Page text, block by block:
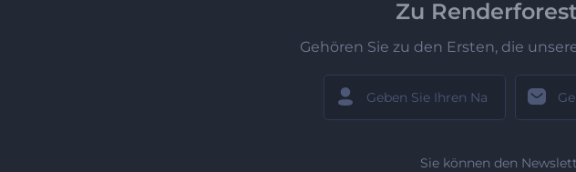
Zu
Gehören Sie zu den Ersten, die
Sie können den